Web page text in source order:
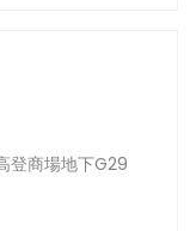
登商場地下G29